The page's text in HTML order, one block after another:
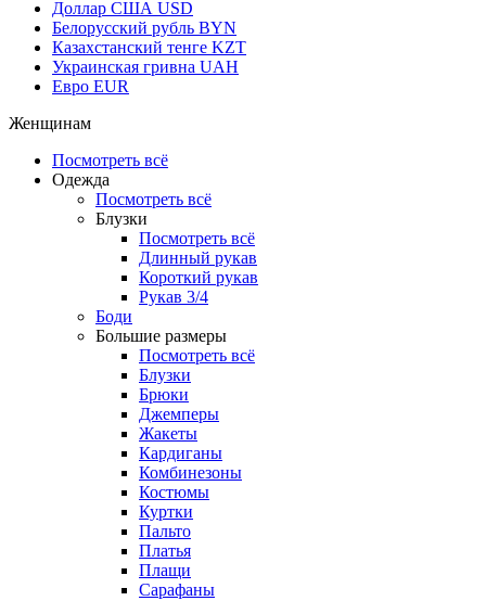
Доллар США USD
Белорусский рубль BYN
Казахстанский тенге KZT
Украинская гривна UAH
Евро EUR
Женщинам
Посмотреть всё
Одежда
Посмотреть всё
Блузки
Посмотреть всё
Длинный рукав
Короткий рукав
Рукав 3/4
Боди
Большие размеры
Посмотреть всё
Блузки
Брюки
Джемперы
Жакеты
Кардиганы
Комбинезоны
Костюмы
Куртки
Пальто
Платья
Плащи
Сарафаны